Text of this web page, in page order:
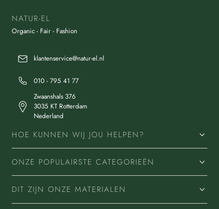
NATUR-EL
Organic - Fair - Fashion
klantenservice@natur-el.nl
010 - 795 41 77
Zwaanshals 376
3035 KT Rotterdam
Nederland
HOE KUNNEN WIJ JOU HELPEN?
ONZE POPULAIRSTE CATEGORIEËN
DIT ZIJN ONZE MATERIALEN